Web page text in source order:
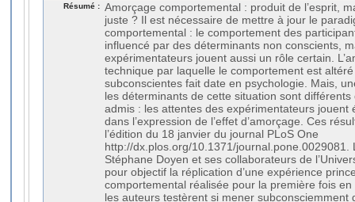
Résumé : Amorçage comportemental : produit de l’esprit,
juste ? Il est nécessaire de mettre à jour le
comportemental : le comportement des
influencé par des déterminants non conscients,
expérimentateurs jouent aussi un rôle certain.
technique par laquelle le comportement est altéré
subconscientes fait date en psychologie. Mais,
les déterminants de cette situation sont
admis : les attentes des expérimentateurs jouent
dans l’expression de l’effet d’amorçage. Ces
l’édition du 18 janvier du journal PLoS One
http://dx.plos.org/10.1371/journal.pone.0029081.
Stéphane Doyen et ses collaborateurs de
pour objectif la réplication d’une expérience
comportemental réalisée pour la première fois
les auteurs testèrent si mener subconsciemment